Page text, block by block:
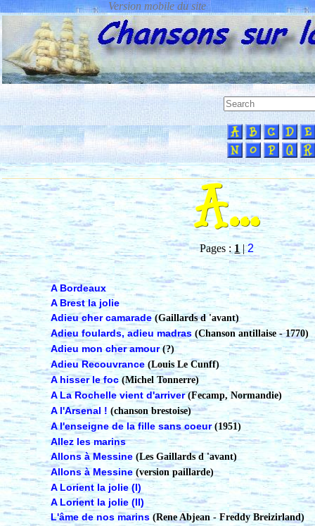
Pages : 1 |2
A Bordeaux
A Brest la jolie
Adieu cher camarade (Gaillards d 'avant)
Adieu foulards, adieu madras (Chanson antillaise - 1770)
Adieu mon cher amour (?)
Adieu Recouvrance (Louis Le Cunff)
A hisser le foc (Michel Tonnerre)
A La Rochelle vient d'arriver (Fecamp, Normandie)
A l'Arsenal ! (chanson brestoise)
A l'enseigne de la fille sans coeur (1951)
Allez les marins
Allons à Messine (Les Gaillards d 'avant)
Allons à Messine (version paillarde)
A Lorient la jolie (I)
A Lorient la jolie (II)
L'âme de nos marins (Rene Abjean - Freddy Breizirland)